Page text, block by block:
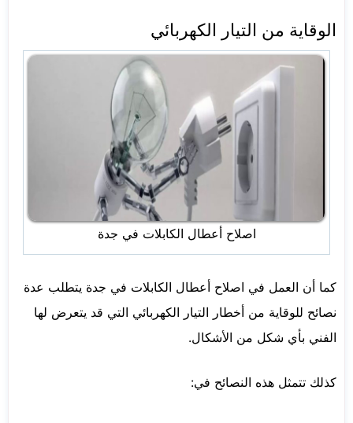
الوقاية من التيار الكهربائي
اصلاح أعطال الكابلات في جدة
كما أن العمل في اصلاح أعطال الكابلات في جدة يتطلب عدة
نصائح للوقاية من أخطار التيار الكهربائي التي قد يتعرض لها
الفني بأي شكل من الأشكال.
كذلك تتمثل هذه النصائح في: